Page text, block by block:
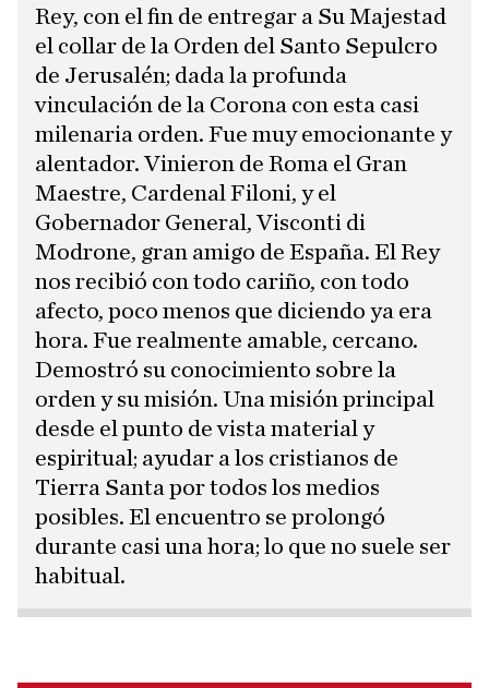
Rey, con el fin de entregar a Su Majestad
el collar de la Orden del Santo Sepulcro
de Jerusalén; dada la profunda
vinculación de la Corona con esta casi
milenaria orden. Fue muy emocionante y
alentador. Vinieron de Roma el Gran
Maestre, Cardenal Filoni, y el
Gobernador General, Visconti di
Modrone, gran amigo de España. El Rey
nos recibió con todo cariño, con todo
afecto, poco menos que diciendo ya era
hora. Fue realmente amable, cercano.
Demostró su conocimiento sobre la
orden y su misión. Una misión principal
desde el punto de vista material y
espiritual; ayudar a los cristianos de
Tierra Santa por todos los medios
posibles. El encuentro se prolongó
durante casi una hora; lo que no suele ser
habitual.